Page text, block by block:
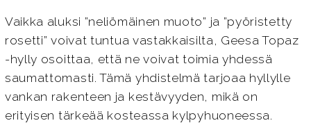
Vaikka aluksi ”neliömäinen muoto” ja ”pyöristetty
rosetti” voivat tuntua vastakkaisilta, Geesa Topaz
-hylly osoittaa, että ne voivat toimia yhdessä
saumattomasti. Tämä yhdistelmä tarjoaa hyllylle
vankan rakenteen ja kestävyyden, mikä on
erityisen tärkeää kosteassa kylpyhuoneessa.